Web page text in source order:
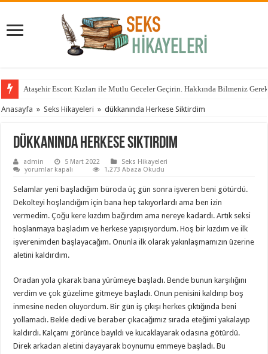
Ataşehir Escort Kızları ile Mutlu Geceler Geçirin. Hakkında Bilmeniz
Anasayfa » Seks Hikayeleri » dükkanında Herkese Siktirdim
dükkanında Herkese Siktirdim
admin 5 Mart 2022
Seks Hikayeleri
dükkanında
Siktirdim
için
yorumlar kapalı 1,273 Abaza Okudu
Selamlar yeni başladığım büroda üç gün sonra işveren beni götürdü.
Dekolteyi hoşlandığım için bana hep takıyorlardı ama ben izin
vermedim. Çoğu kere kızdım bağırdım ama nereye kadardı. Artık seksi
hoşlanmaya başladım ve herkese yapışıyordum. Hoş bir kızdım ve ilk
işverenimden başlayacağım. Onunla ilk olarak yakınlaşmamızın üzerine
aletini kaldırdım.
Oradan yola çıkarak bana yürümeye başladı. Bende bunun karşılığını
verdim ve çok güzelime gitmeye başladı. Onun penisini kaldırıp boş
inmesine neden oluyordum. Bir gün iş çıkışı herkes çıktığında beni
yollamadı. Bekle dedi ve beraber çıkacağımız sırada eteğimi yakalayıp
kaldırdı. Kalçamı görünce bayıldı ve kucaklayarak odasına götürdü.
Direk arkadan aletini dayayarak boynumu emmeye başladı. Bu